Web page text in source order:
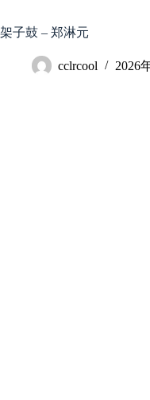
至
内
架子鼓 – 郑淋元
cclrcool 2026